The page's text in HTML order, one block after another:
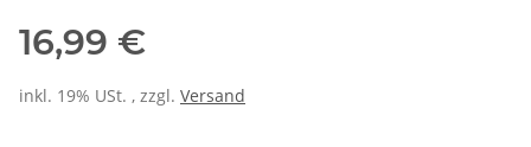
16,99 €
inkl. 19% USt. , zzgl. Versand